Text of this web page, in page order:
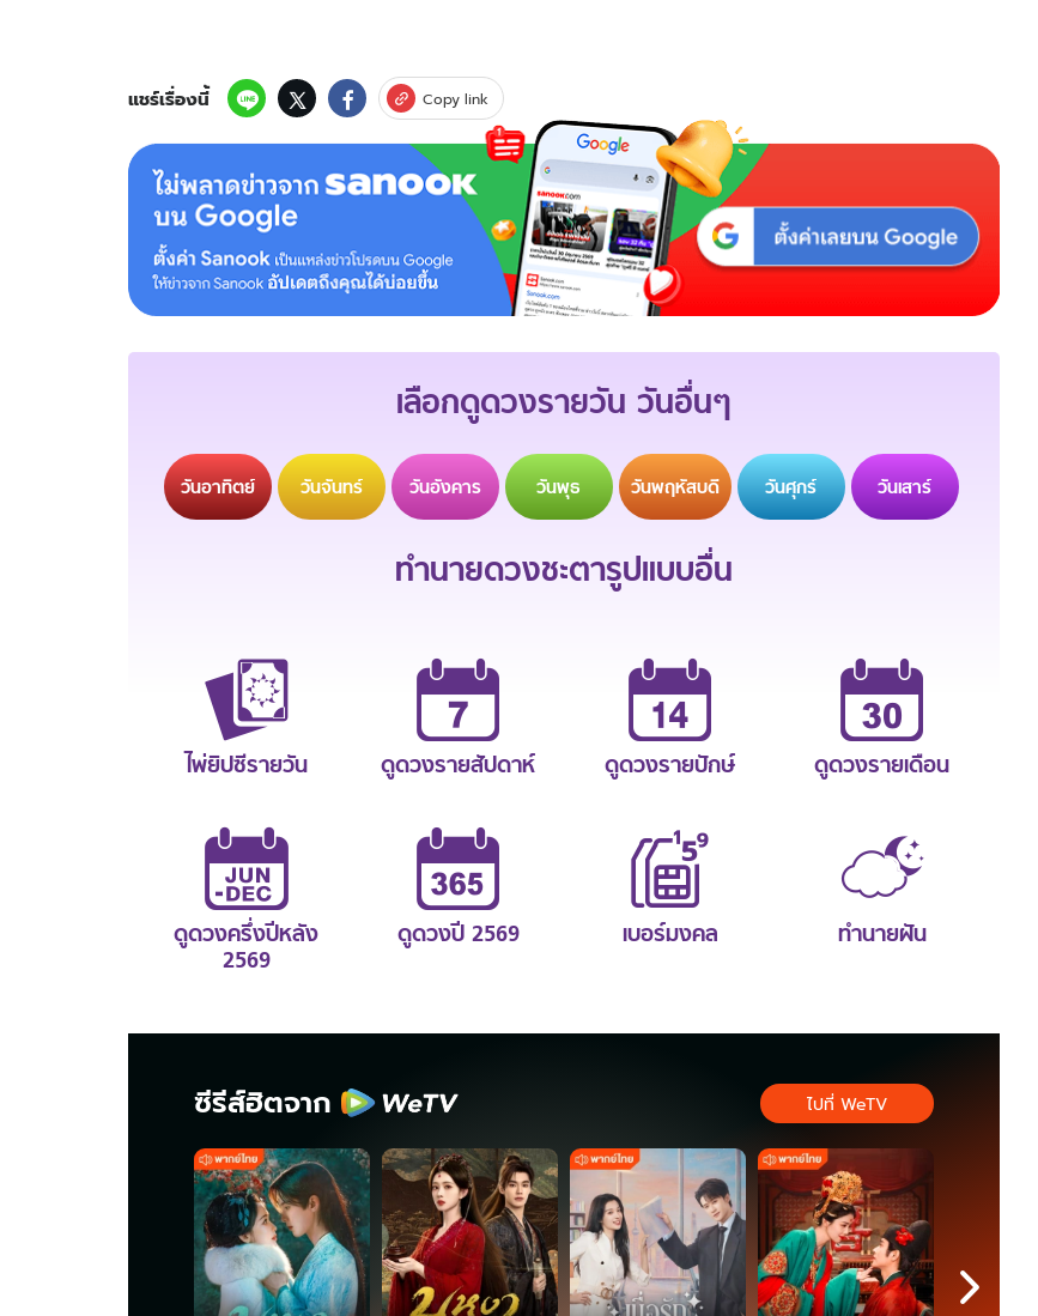
แชร์เรื่องนี้ Copy link
เลือกดูดวงรายวัน วันอื่นๆ
วันอาทิตย์ วันจันทร์ วันอังคาร วันพุธ วันพฤหัสบดี วันศุกร์ วันเสาร์
ทำนายดวงชะตารูปแบบอื่น
ไพ่ยิปซีรายวัน ดูดวงรายสัปดาห์ ดูดวงรายปักษ์ ดูดวงรายเดือน
ดูดวงครึ่งปีหลัง
2569
ดูดวงปี 2569 เบอร์มงคล ทำนายฝัน
ซีรีส์ฮิตจาก ไปที่ WeTV